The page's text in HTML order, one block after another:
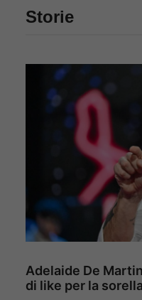
Storie
Adelaide De
di like per la